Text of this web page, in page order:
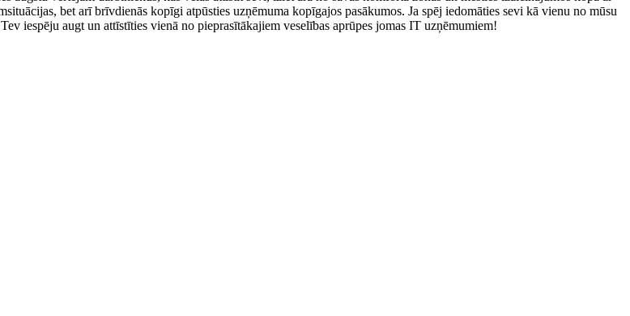
bet arī brīvdienās kopīgi atpūsties uzņēmuma kopīgajos pasākumos. Ja spēj iedomāties sevi kā vienu no mūsu
iespēju augt un attīstīties vienā no pieprasītākajiem veselības aprūpes jomas IT uzņēmumiem!